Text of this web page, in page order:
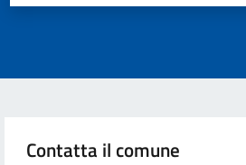
Contatta il comune